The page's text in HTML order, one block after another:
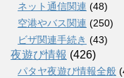
ネット通信関連 (48)
空港やバス関連 (250)
ビザ関連手続き (43)
夜遊び情報 (426)
パタヤ夜遊び情報全般